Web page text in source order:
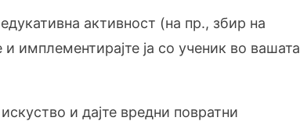
активност (на пр., збир на
и имплементирајте ја со ученик во вашата
и дајте вредни повратни